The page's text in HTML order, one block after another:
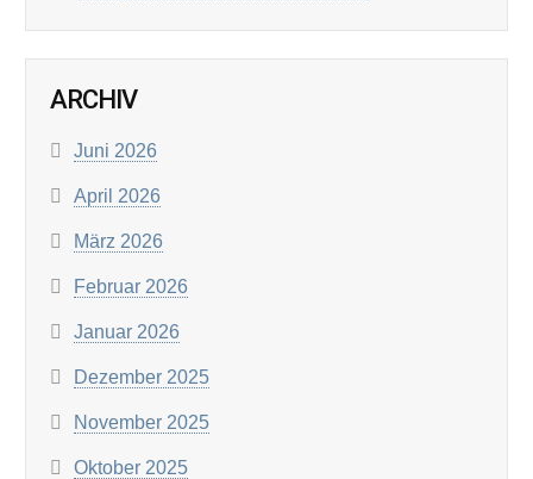
ARCHIV
Juni 2026
April 2026
März 2026
Februar 2026
Januar 2026
Dezember 2025
November 2025
Oktober 2025